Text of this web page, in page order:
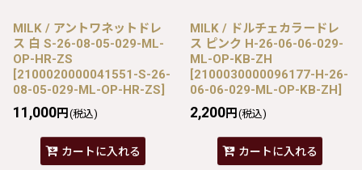
MILK / アントワネットドレ
ス 白 S-26-08-05-029-ML-
OP-HR-ZS
[2100020000041551-S-26-
08-05-029-ML-OP-HR-ZS]
11,000円 (税込)
カートに入れる
MILK / ドルチェカラードレ
ス ピンク H-26-06-06-029-
ML-OP-KB-ZH
[2100030000096177-H-26-
06-06-029-ML-OP-KB-ZH]
2,200円 (税込)
カートに入れる